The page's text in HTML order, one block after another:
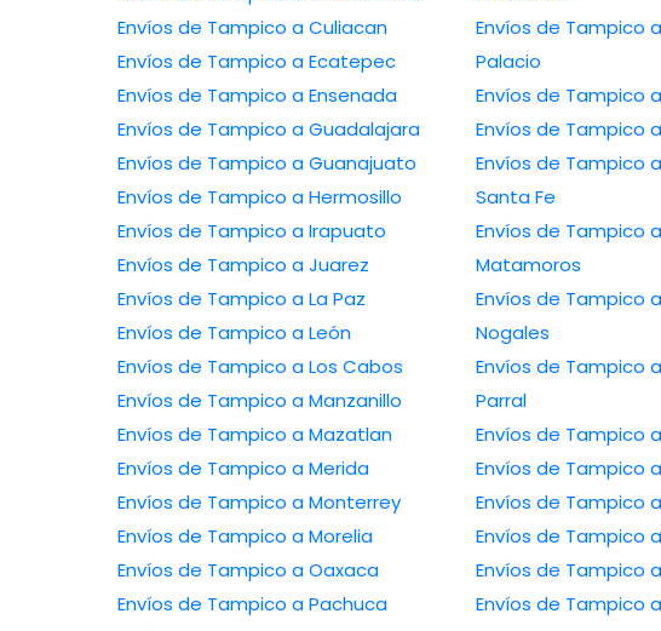
Envíos de Tampico a Culiacan
Envíos de Tampico a Ecatepec
Envíos de Tampico a Ensenada
Envíos de Tampico a Guadalajara
Envíos de Tampico a Guanajuato
Envíos de Tampico a Hermosillo
Envíos de Tampico a Irapuato
Envíos de Tampico a Juarez
Envíos de Tampico a La Paz
Envíos de Tampico a León
Envíos de Tampico a Los Cabos
Envíos de Tampico a Manzanillo
Envíos de Tampico a Mazatlan
Envíos de Tampico a Merida
Envíos de Tampico a Monterrey
Envíos de Tampico a Morelia
Envíos de Tampico a Oaxaca
Envíos de Tampico a Pachuca
Envíos de Tampico a Gómez
Palacio
Envíos de Tampico a Hacienda
Santa Fe
Envíos de Tampico a Heroica
Matamoros
Envíos de Tampico a Heroica
Nogales
Envíos de Tampico a Hidalgo del
Parral
Envíos de Tampico a La Piedad de